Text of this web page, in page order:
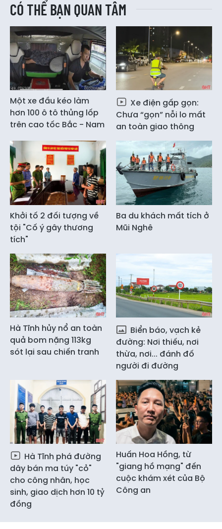
CÓ THỂ BẠN QUAN TÂM
Một xe đầu kéo làm
hơn 100 ô tô thủng lốp
trên cao tốc Bắc - Nam
Xe điện gấp gọn:
Chưa “gọn” nỗi lo mất
an toàn giao thông
Khởi tố 2 đối tượng về
tội "Cố ý gây thương
tích"
Ba du khách mất tích ở
Mũi Nghê
Hà Tĩnh hủy nổ an toàn
quả bom nặng 113kg
sót lại sau chiến tranh
Biển báo, vạch kẻ
đường: Nơi thiếu, nơi
thừa, nơi... đánh đố
người đi đường
Hà Tĩnh phá đường
dây bán ma túy "cỏ"
cho công nhân, học
sinh, giao dịch hơn 10 tỷ
đồng
Huấn Hoa Hồng, từ
"giang hồ mạng" đến
cuộc khám xét của Bộ
Công an